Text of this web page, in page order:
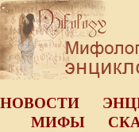
НОВОСТИ
МИФЫ